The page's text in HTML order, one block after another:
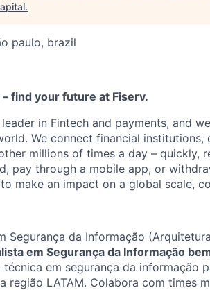
.
paulo, brazil
find your future at Fiserv.
leader in Fintech and payments, and
We connect financial institutions,
millions of times a day – quickly,
pay through a mobile app, or
make an impact on a global scale,
Segurança da Informação
em Segurança da Informação
em segurança da informação
região LATAM. Colabora com times